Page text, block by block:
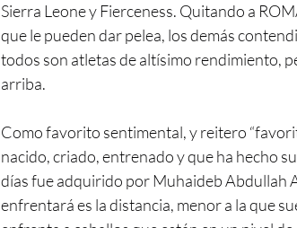
Sierra Leone y Fierceness. Quitando a
que le pueden dar pelea, los demás
todos son atletas de altísimo rendimiento,
arriba.
Como favorito sentimental, y reitero
nacido, criado, entrenado y que ha hecho
días fue adquirido por Muhaideb Abdullah
enfrentará es la distancia, menor a la que